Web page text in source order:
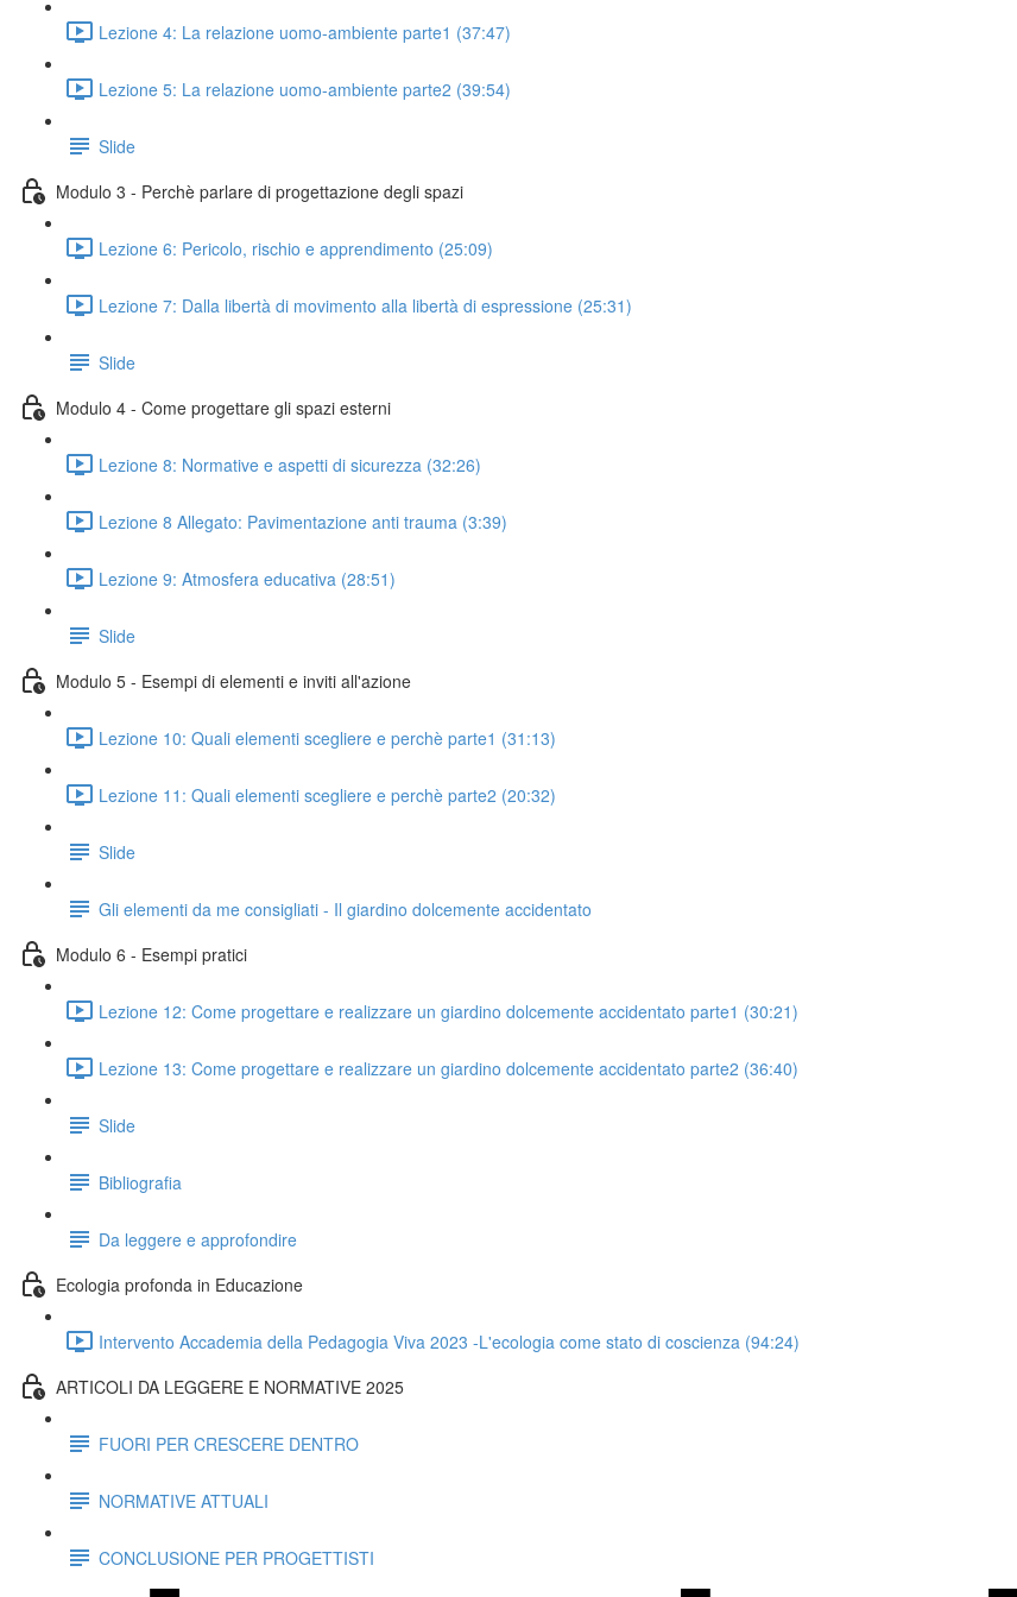
Lezione 4: La relazione uomo-ambiente parte1 (37:47)
Lezione 5: La relazione uomo-ambiente parte2 (39:54)
Slide
Modulo 3 - Perchè parlare di progettazione degli spazi
Lezione 6: Pericolo, rischio e apprendimento (25:09)
Lezione 7: Dalla libertà di movimento alla libertà di espressione (25:31)
Slide
Modulo 4 - Come progettare gli spazi esterni
Lezione 8: Normative e aspetti di sicurezza (32:26)
Lezione 8 Allegato: Pavimentazione anti trauma (3:39)
Lezione 9: Atmosfera educativa (28:51)
Slide
Modulo 5 - Esempi di elementi e inviti all'azione
Lezione 10: Quali elementi scegliere e perchè parte1 (31:13)
Lezione 11: Quali elementi scegliere e perchè parte2 (20:32)
Slide
Gli elementi da me consigliati - Il giardino dolcemente accidentato
Modulo 6 - Esempi pratici
Lezione 12: Come progettare e realizzare un giardino dolcemente accidentato parte1 (30:21)
Lezione 13: Come progettare e realizzare un giardino dolcemente accidentato parte2 (36:40)
Slide
Bibliografia
Da leggere e approfondire
Ecologia profonda in Educazione
Intervento Accademia della Pedagogia Viva 2023 -L'ecologia come stato di coscienza (94:24)
ARTICOLI DA LEGGERE E NORMATIVE 2025
FUORI PER CRESCERE DENTRO
NORMATIVE ATTUALI
CONCLUSIONE PER PROGETTISTI